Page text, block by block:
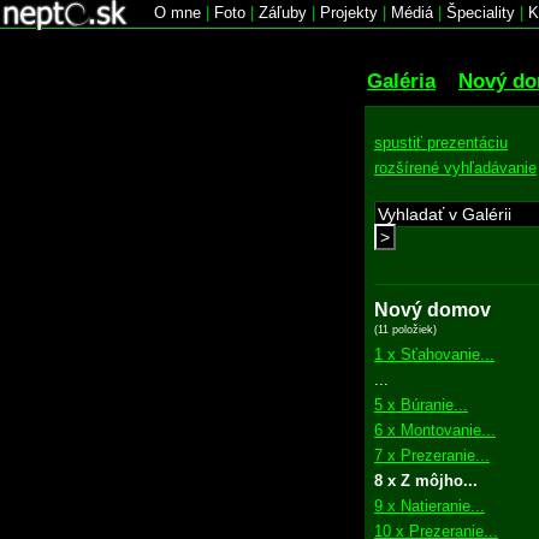
O mne Foto Záľuby Projekty Médiá| Špeciality
Galéria Nový
spustiť prezentáciu
rozšírené vyhľadávanie
>
Nový domov
(11 položiek)
1 x Sťahovanie...
5 x Búranie...
6 x Montovanie...
7 x Prezeranie...
8 x Z môjho...
9 x Natieranie...
10 x Prezeranie...